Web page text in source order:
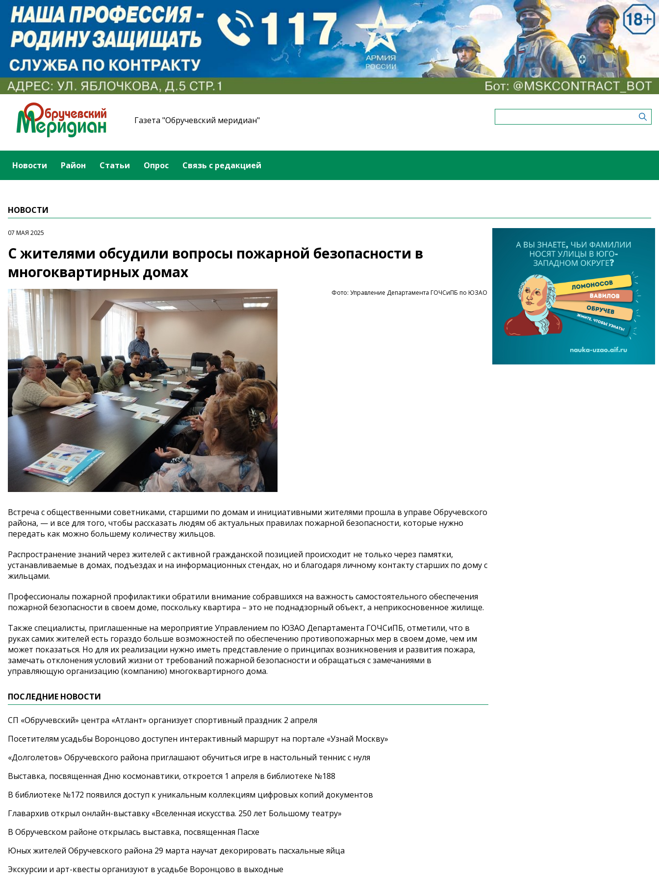
Газета "Обручевский меридиан"
Новости Район Статьи Опрос Связь с редакцией
НОВОСТИ
07 МАЯ 2025
С жителями обсудили вопросы пожарной безопасности в
многоквартирных домах
Фото: Управление Департамента ГОЧСиПБ по ЮЗАО
Встреча с общественными советниками, старшими по домам и инициативными жителями прошла в управе Обручевского
района, — и все для того, чтобы рассказать людям об актуальных правилах пожарной безопасности, которые нужно
передать как можно большему количеству жильцов.
Распространение знаний через жителей с активной гражданской позицией происходит не только через памятки,
устанавливаемые в домах, подъездах и на информационных стендах, но и благодаря личному контакту старших по дому с
жильцами.
Профессионалы пожарной профилактики обратили внимание собравшихся на важность самостоятельного обеспечения
пожарной безопасности в своем доме, поскольку квартира – это не поднадзорный объект, а неприкосновенное жилище.
Также специалисты, приглашенные на мероприятие Управлением по ЮЗАО Департамента ГОЧСиПБ, отметили, что в
руках самих жителей есть гораздо больше возможностей по обеспечению противопожарных мер в своем доме, чем им
может показаться. Но для их реализации нужно иметь представление о принципах возникновения и развития пожара,
замечать отклонения условий жизни от требований пожарной безопасности и обращаться с замечаниями в
управляющую организацию (компанию) многоквартирного дома.
ПОСЛЕДНИЕ НОВОСТИ
СП «Обручевский» центра «Атлант» организует спортивный праздник 2 апреля
Посетителям усадьбы Воронцово доступен интерактивный маршрут на портале «Узнай Москву»
«Долголетов» Обручевского района приглашают обучиться игре в настольный теннис с нуля
Выставка, посвященная Дню космонавтики, откроется 1 апреля в библиотеке №188
В библиотеке №172 появился доступ к уникальным коллекциям цифровых копий документов
Главархив открыл онлайн-выставку «Вселенная искусства. 250 лет Большому театру»
В Обручевском районе открылась выставка, посвященная Пасхе
Юных жителей Обручевского района 29 марта научат декорировать пасхальные яйца
Экскурсии и арт-квесты организуют в усадьбе Воронцово в выходные